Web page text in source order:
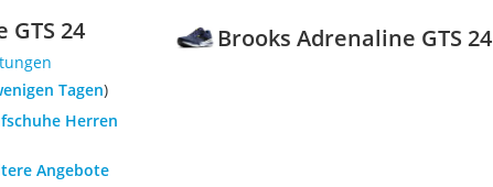
Brooks Adrenaline GTS 24
24
Tagen)
Herren
Angebote